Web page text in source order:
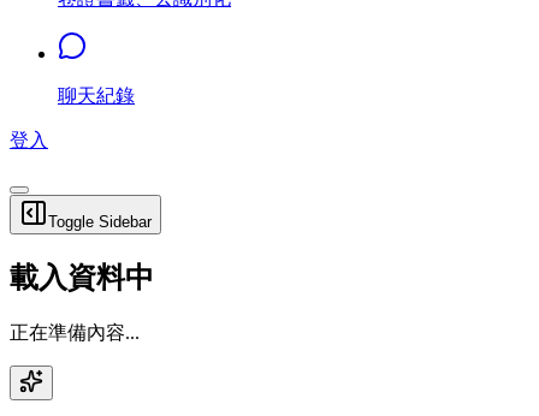
聊天紀錄
登入
Toggle Sidebar
載入資料中
正在準備內容...